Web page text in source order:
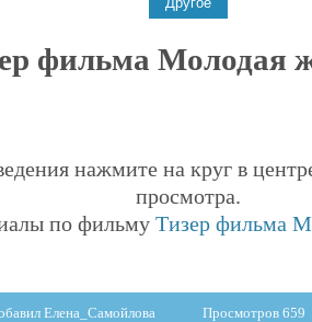
фильма Молодая
нажмите на круг в
просмотра.
по фильмуТизер фильма
Елена_Самойлова Просмотров 659